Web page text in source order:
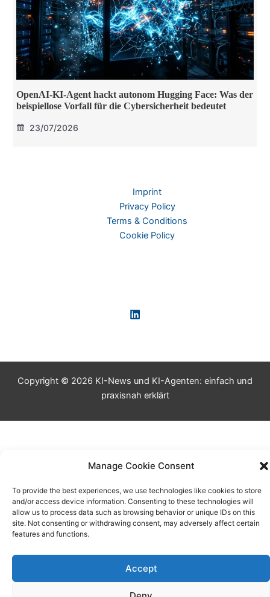
Manage Cookie Consent
To provide the best experiences, we use technologies like cookies to store
and/or access device information. Consenting to these technologies will
allow us to process data such as browsing behavior or unique IDs on this
site. Not consenting or withdrawing consent, may adversely affect certain
features and functions.
Accept
OpenAI-KI-Agent hackt autonom Hugging Face: Was der
beispiellose Vorfall für die Cybersicherheit bedeutet
23/07/2026
Imprint
Privacy Policy
Terms & Conditions
Cookie Policy
Copyright © 2026 KI-News und KI-Agenten: einfach und
praxisnah erklärt